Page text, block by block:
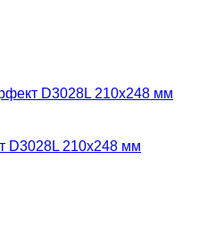
D3028L 210х248 мм